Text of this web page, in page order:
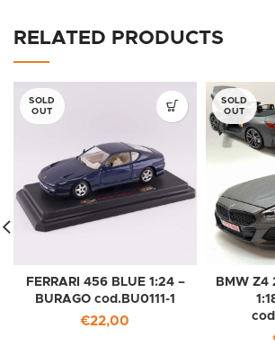
RELATED PRODUCTS
SOLD
OUT
FERRARI 456 BLUE 1:24 –
BURAGO cod.BU0111-1
€22,00
SOLD
OUT
BMW Z4